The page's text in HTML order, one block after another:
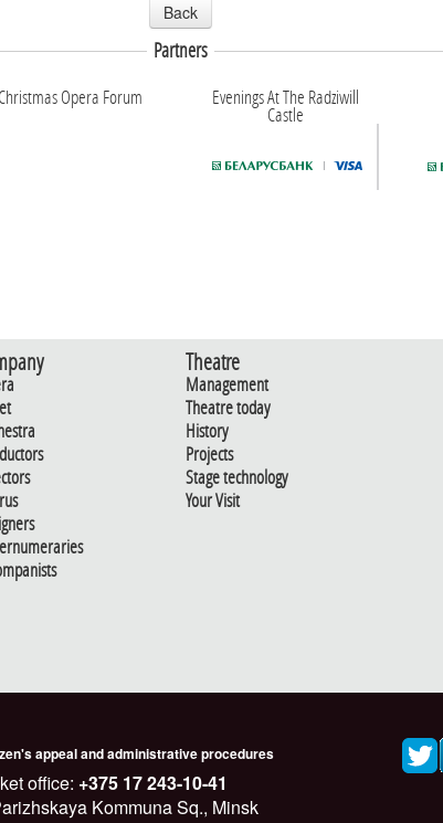
Back
Partners
Christmas Opera Forum Evenings At The Radziwill
Castle
Theatre
Management
Theatre today
History
Projects
Stage technology
Your Visit
appeal and administrative procedures
office: +375 17 243-10-41
Kommuna Sq., Minsk